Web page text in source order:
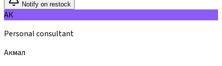
Notify on restock
АК
Personal consultant
Акмал